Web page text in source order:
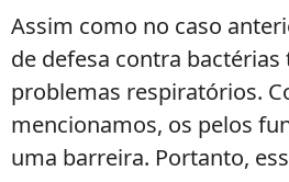
Assim como no caso
de defesa contra
problemas respiratórios.
mencionamos, os pelos
uma barreira. Portanto,